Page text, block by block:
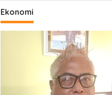
Ekonomi